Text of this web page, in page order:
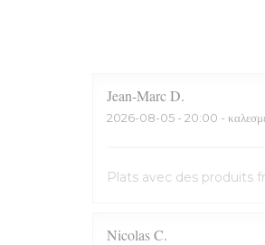
Jean-MarcD
2026-08-05 - 20:00 -
Plats avec des produits
NicolasC